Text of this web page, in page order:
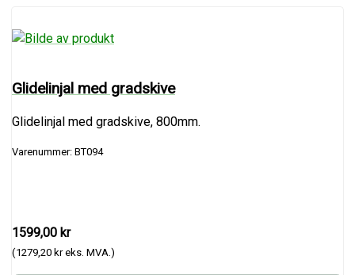
Glidelinjal med gradskive
Glidelinjal med gradskive, 800mm.
Varenummer: BT094
1599,00 kr
(1279,20 kr eks. MVA.)